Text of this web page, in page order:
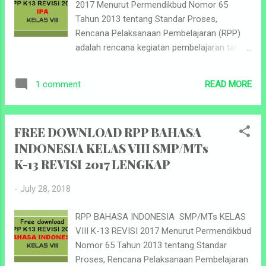
2017 Menurut Permendikbud Nomor 65
Tahun 2013 tentang Standar Proses,
Rencana Pelaksanaan Pembelajaran (RPP)
adalah rencana kegiatan pembelajaran tatap
mengarahkan kegiatan pembelajaran peserta
didik dalam upaya mencapai Kompetensi
kurikulum yang berlaku dalam Sistem
Pendidikan Indonesia. Kurikulum ini
merupakan kurikulum tetap diterapkan oleh
berlaku selama kurang lebih 6 tahun. RPP
dikembangkan menurut Kompetensi Dasar
(KD) atau subtema yang dilaksanakan dalam
satu kali pertemuan atau lebih. Salah satu
1 comment READ MORE
FREE DOWNLOAD RPP BAHASA
INDONESIA KELAS VIII SMP/MTs
K-13 REVISI 2017 LENGKAP
- July 28, 2018
RPP BAHASA INDONESIA SMP/MTs KELAS
VIII K-13 REVISI 2017 Menurut Permendikbud
Nomor 65 Tahun 2013 tentang Standar
Proses, Rencana Pelaksanaan Pembelajaran